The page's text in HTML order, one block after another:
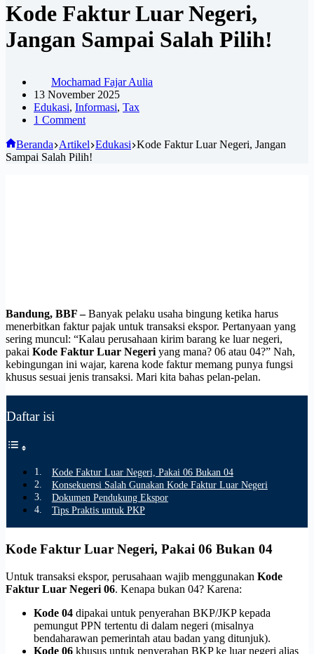
Kode Faktur Luar Negeri,
Jangan Sampai Salah Pilih!
Mochamad Fajar Aulia
13 November 2025
Edukasi, Informasi, Tax
1 Comment
Beranda Artikel Edukasi Kode Faktur Luar Negeri, Jangan
Sampai Salah Pilih!
Bandung, BBF –Banyak pelaku usaha bingung ketika harus
menerbitkan faktur pajak untuk transaksi ekspor. Pertanyaan yang
sering muncul: “Kalau perusahaan kirim barang ke luar negeri,
pakai Kode Faktur Luar Negeri yang mana? 06 atau 04?” Nah,
kebingungan ini wajar, karena kode faktur memang punya fungsi
khusus sesuai jenis transaksi. Mari kita bahas pelan-pelan.
Daftar isi
Kode Faktur Luar Negeri, Pakai 06 Bukan 04
Konsekuensi Salah Gunakan Kode Faktur Luar Negeri
Dokumen Pendukung Ekspor
Tips Praktis untuk PKP
Kode Faktur Luar Negeri, Pakai 06 Bukan 04
Untuk transaksi ekspor, perusahaan wajib menggunakan Kode
Faktur Luar Negeri 06. Kenapa bukan 04? Karena:
Kode 04 dipakai untuk penyerahan BKP/JKP kepada
pemungut PPN tertentu di dalam negeri (misalnya
bendaharawan pemerintah atau badan yang ditunjuk).
Kode 06 khusus untuk penyerahan BKP ke luar negeri alias